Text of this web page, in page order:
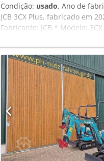
Condição: usado, Ano de
JCB 3CX Plus, fabricado em
Fabricante: JCB * Modelo:
aproximadamente 5.436 *
* Potência: 81 kW / 110 CV *
* Inclui garfo para paletes *
para utilização em vias
disponíveis mediante
de IVA. ----Para mais
ligue para: Erik Kortum:
venda prévia. ?